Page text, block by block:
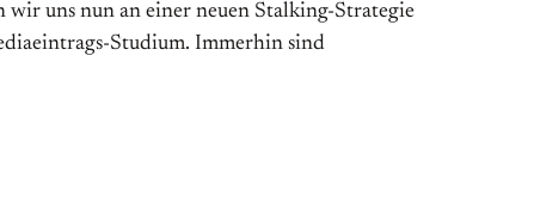
uns nun an einer neuen Stalking-Strategie
Stu­dium. Immerhin sind